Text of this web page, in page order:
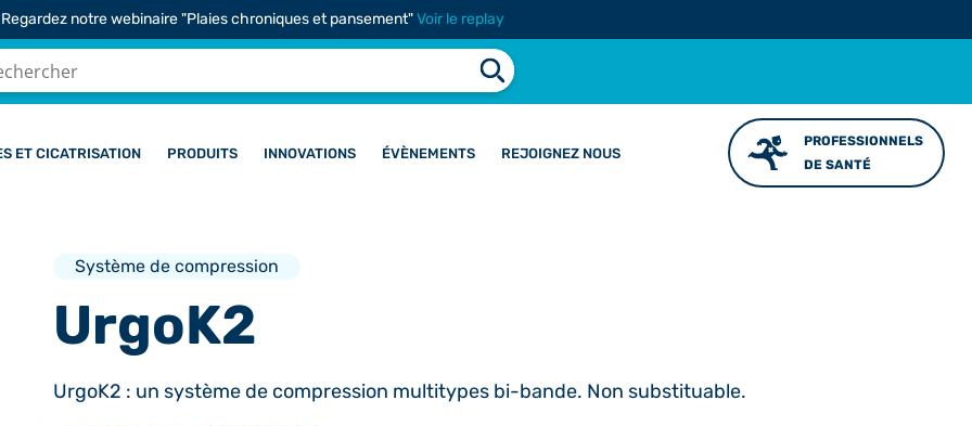
Regardez notre webinaire "Plaies chroniques et pansement"Voir le replay
ET CICATRISATION PRODUITS INNOVATIONS ÉVÈNEMENTS REJOIGNEZ NOUS
PROFESSIONNELS
DE SANTÉ
Système de compression
UrgoK2
UrgoK2 : un système de compression multitypes bi-bande. Non substituable.